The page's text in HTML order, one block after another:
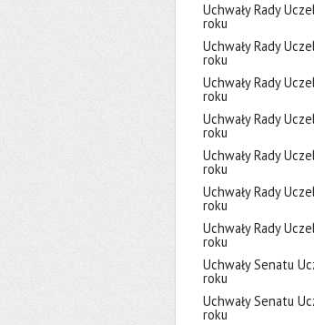
Uchwały Rady
roku
Uchwały Rady
roku
Uchwały Rady
roku
Uchwały Rady
roku
Uchwały Rady
roku
Uchwały Rady
roku
Uchwały Rady
roku
Uchwały Senatu
roku
Uchwały Senatu
roku